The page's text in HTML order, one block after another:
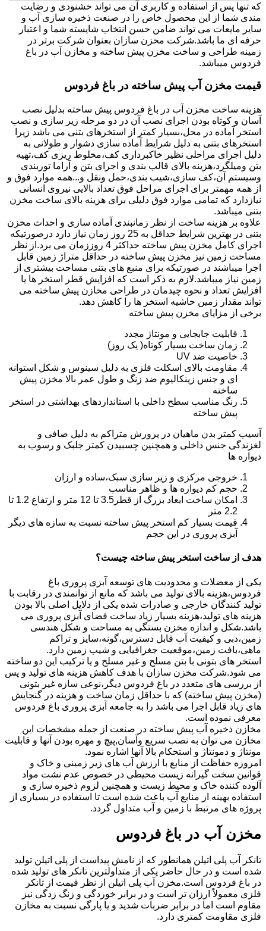
که تنها پس از استفاده و کاربری آن می تواند خشنودی و رضایت
مندی شما از این محصول خاص را در صنعت ذخیره سازی آب و
سایر مایعات می تواند ضامن حسن انتخاب شایسته شما و اعتبار
حرفه ای ما باشد.شرکت مخزن سازان بعنوان شرکت برتر در
زمینه طراحی و ساخت مخزن پیش ساخته و مخازن آب در باغ
فردوس میباشد.
قیمت مخزن آب پیش ساخته در باغ فردوس
هزینه ساخت مخزن آب در باغ فردوس پیش ساخته بدلیل نصب
آسان و کوتاه بودن اجرای نصب آن در دو مرحله زیر سازی و نصب
استخر آماده در محل،بسیار کمتر از استخرهای بتنی می باشد زیرا
استخرهای بتنی به دلیل شرایط آماده سازی دشوار و طولانی به
دلیل اجرای مراحلی نظیر خاکبرداری کف،مخلوط ریزی کف،تهیه
بتن ومیلگرد،هزینه بالای قالب بندی و اجرای بتن و آراما توربندی
وسیستم آن،کف سازی،شیب بندی،حمل ونقل و...همه موارد فوق و
از همه مهمتر برای اجرای مراحل فوق تعداد بالایی نیروی انسانی
نیازدارد که تمامی موارد فوق دلیلی برای هزینه بالای ساخت مخزن
بتنی میباشد.
علاوه بر هزینه ساخت از نظر زمانبندی آماده سازی و احداث مخزن
بتنی در بهترین شرایط حداقل به 25 روز زمان نیاز دارد درصورتیکه
اجرای کامل مخزن پیش ساخته حداکثر 4 روززمان می برد.از نظر
مساحت زمین نیز مخزن پیش ساخته در حداقل متراژ زمین قابل
اجرا میباشند در صورتیکه برای منبع های بتنی مساحت بیشتری از
زمین نیاز میباشد.لازم به ذکر است که افزایش قطر استخر ها یا
افزایش تعداد و نحوه چیدمان در طراحی مخازن پیش ساخته می
تواند مقدار زمین حاشیه استخر ها را کاهش دهد.
برخی از مزایای مخزن پیش ساخته
قابلیت جابجایی و مونتاژ مجدد
زمان ساخت بسیار کوتاه( یک روز)
خاصیت ضد UV
مقاومت بالای اسکلت فلزی به دلیل سینوس و شکل استوانه
ای و جنس زینکالیوم ضد زنگ و طول عمر بالا مخزن پیش
ساخته
رنگ مناسب سطح داخلی با استانداردهای بهداشتی در استخر
پیش ساخته
آسیب کمتر بدن ماهیان در پرورش متراکم به دلیل صافی و
لغزندگی جنس داخلی و همچنین چسبیدن کمتر جلبک و رسوب به
دیواره ها
خروجی مرکزی و زیر سازی سبک،ساده و ارزان
حجم کم دیواره ها و ظاهر مناسب
امکان ساخت ابعاد بزرگ از قطر3.5 تا 12 متر و ارتفاع 1.2 تا
2.2 متر
قیمت بسیار کم استخر پیش ساخته نسبت به سازه های دیگر
آبزی پروری در این حجم
هدف از ساخت استخر پیش ساخته چیست؟
یکی از معضلات و محدودیت های توسعه آبزی پروری باغ
فردوس،هزینه بالای تولید می باشد که مانع از توانمندی در رقابت با
تولید کنندگان خارجی و صادرات شده یکی از دلایل اصلی بالا بودن
هزینه های تولید،هزینه بسیار زیاد ساخت فضای آبزی پروری می
باشد.شکل و اندازه مخزن بستگی به مساحت و شکل هندسی
زمین،دبی و کیفیت آب قابل دسترس،گونه،سایز و تراکم
ماهی،بافت زمین،موقعیت جغرافیایی و شیب زمین دارد.
استخر های بتونی با بتن مسلح و غیر مسلح و یا ترکیب این دو ساخته
می شود.شرکت مخزن سازان با هدف کاهش هزینه های تولید و پس
از بررسی های متعدد در باغ فردوس دیگر،نوعی سازه غیر بتونی
(مخزن پیش ساخته) که با حداقل زمان ساخت و هزینه در گنجایش
های زیاد قابل اجرا می باشد را به جامعه آبزی پروری باغ فردوس
معرفی نموده است.
مخازن ذخیره آب پیش ساخته در صنعت از جمله مشخصات این
مخازن می توان به نصب سریع وآسان,پیچ و مهره بودن آنها و قابلیت
مونتاژ و دمونتاژ و استحکام بالا آنها اشاره نمود.
امروزه حفاظت از منابع با ارزش آب های زیر زمینی و خاک و
قوانین سخت گیرانه زیست محیطی در خصوص عدم نشت مواد
آلوده کننده خاک و محیط زیست و همچنین لزوم ذخیره سازی و
استفاده بهینه از منابع آب باعث شده است تا استفاده در بسیاری از
پروژه های مرتبط با زمین و آب متداول گردد.
مخزن آب در باغ فردوس
تانکر آب پلی اتیلن همانطور که از نامش پیداست از پلی اتیلن تولید
شده است و در حال حاضر یکی از متداولترین تانکر های تولید شده
در باغ فردوس است.مخزن آب پلی اتیلن از نظر قیمت از تانکر
فلزی معمولاً ارزان تر است و در برابر خوردگی و زنگ زدگی نیز
مقاوم است اما در برابر ضربات شدید و یا پارگی نسبت به مخازن
فلزی مقاومت کمتری دارد.